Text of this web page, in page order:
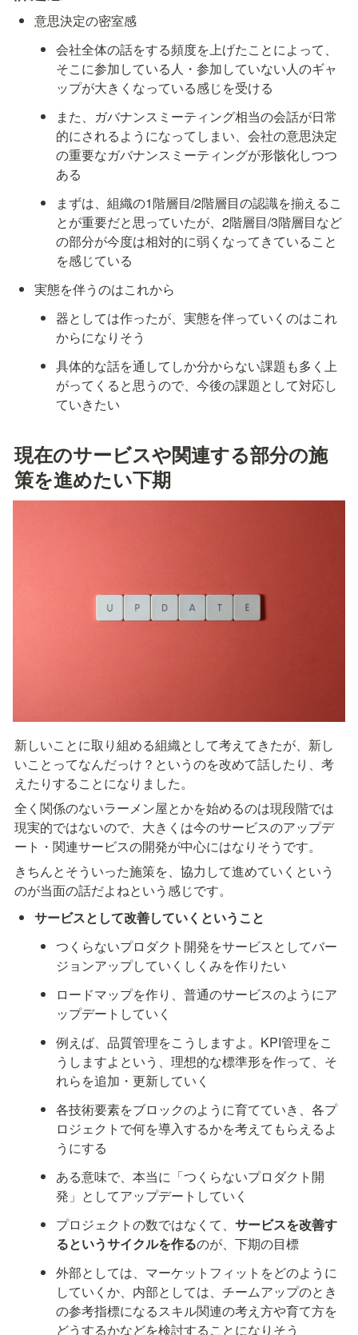
意思決定の密室感
会社全体の話をする頻度を上げたことによって、
そこに参加している人・参加していない人のギャ
ップが大きくなっている感じを受ける
また、ガバナンスミーティング相当の会話が日常
的にされるようになってしまい、会社の意思決定
の重要なガバナンスミーティングが形骸化しつつ
ある
まずは、組織の1階層目/2階層目の認識を揃えるこ
とが重要だと思っていたが、2階層目/3階層目など
の部分が今度は相対的に弱くなってきていること
を感じている
実態を伴うのはこれから
器としては作ったが、実態を伴っていくのはこれ
からになりそう
具体的な話を通してしか分からない課題も多く上
がってくると思うので、今後の課題として対応し
ていきたい
現在のサービスや関連する部分の施
策を進めたい下期
新しいことに取り組める組織として考えてきたが、新し
いことってなんだっけ？というのを改めて話したり、考
えたりすることになりました。
全く関係のないラーメン屋とかを始めるのは現段階では
現実的ではないので、大きくは今のサービスのアップデ
ート・関連サービスの開発が中心にはなりそうです。
きちんとそういった施策を、協力して進めていくという
のが当面の話だよねという感じです。
サービスとして改善していくということ
つくらないプロダクト開発をサービスとしてバー
ジョンアップしていくしくみを作りたい
ロードマップを作り、普通のサービスのようにア
ップデートしていく
例えば、品質管理をこうしますよ。KPI管理をこ
うしますよという、理想的な標準形を作って、そ
れらを追加・更新していく
各技術要素をブロックのように育てていき、各プ
ロジェクトで何を導入するかを考えてもらえるよ
うにする
ある意味で、本当に「つくらないプロダクト開
発」としてアップデートしていく
プロジェクトの数ではなくて、サービスを改善す
るというサイクルを作るのが、下期の目標
外部としては、マーケットフィットをどのように
していくか、内部としては、チームアップのとき
の参考指標になるスキル関連の考え方や育て方を
どうするかなどを検討することになりそう